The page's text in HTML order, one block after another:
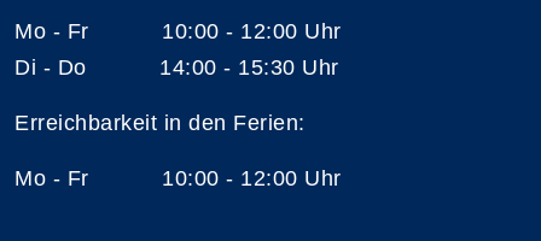
Mo - Fr 10:00 - 12:00 Uhr
Di - Do 14:00 - 15:30 Uhr
Erreichbarkeit in den Ferien:
Mo - Fr 10:00 - 12:00 Uhr